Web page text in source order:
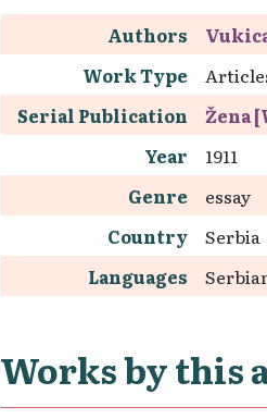
Authors
Work Type
Serial Publication
Žena
Year
1911
Genre
essay
Country
Serbia
Languages
Works by this